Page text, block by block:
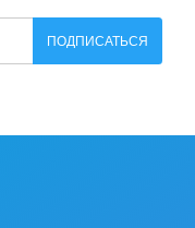
ПОДПИСАТЬСЯ